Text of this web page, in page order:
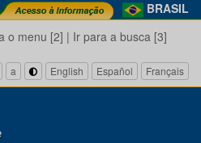
BRASIL
o menu [2] | Ir para a busca [3]
a English Español Français